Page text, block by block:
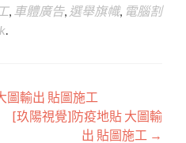
, 車體廣告, 選舉旗幟, 電腦割
圖輸出 貼圖施工
[玖陽視覺]防疫地貼 大圖輸
出 貼圖施工 →